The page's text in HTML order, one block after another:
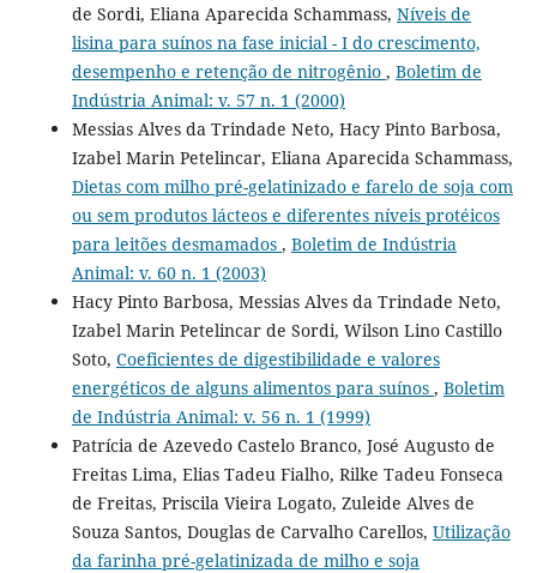
de Sordi, Eliana Aparecida Schammass, Níveis de
lisina para suínos na fase inicial - I do crescimento,
desempenho e retenção de nitrogênio , Boletim de
Indústria Animal: v. 57 n. 1 (2000)
Messias Alves da Trindade Neto, Hacy Pinto Barbosa,
Izabel Marin Petelincar, Eliana Aparecida Schammass,
Dietas com milho pré-gelatinizado e farelo de soja com
ou sem produtos lácteos e diferentes níveis protéicos
para leitões desmamados , Boletim de Indústria
Animal: v. 60 n. 1 (2003)
Hacy Pinto Barbosa, Messias Alves da Trindade Neto,
Izabel Marin Petelincar de Sordi, Wilson Lino Castillo
Soto, Coeficientes de digestibilidade e valores
energéticos de alguns alimentos para suínos , Boletim
de Indústria Animal: v. 56 n. 1 (1999)
Patrícia de Azevedo Castelo Branco, José Augusto de
Freitas Lima, Elias Tadeu Fialho, Rilke Tadeu Fonseca
de Freitas, Priscila Vieira Logato, Zuleide Alves de
Souza Santos, Douglas de Carvalho Carellos, Utilização
da farinha pré-gelatinizada de milho e soja